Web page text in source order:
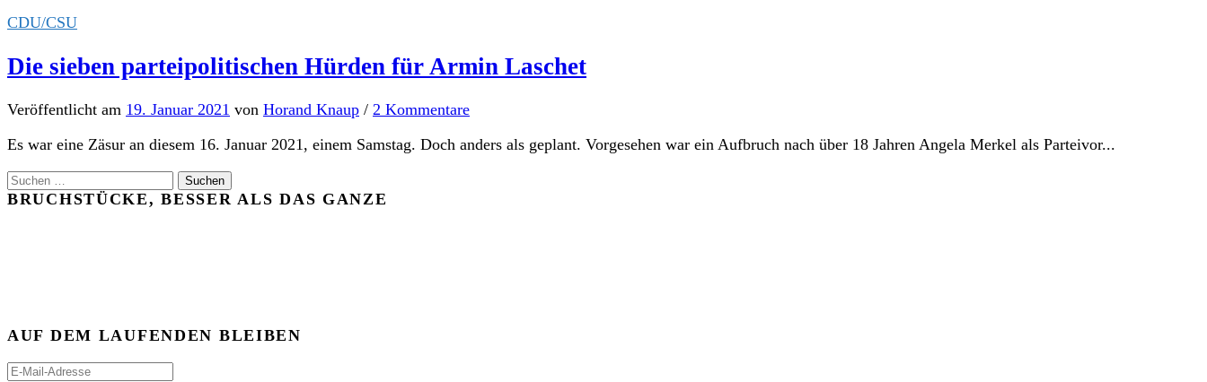
CDU/CSU
Die sieben parteipolitischen Hürden für Armin Laschet
Veröffentlicht am 19. Januar 2021 von Horand Knaup / 2 Kommentare
Es war eine Zäsur an diesem 16. Januar 2021, einem Samstag. Doch anders als geplant. Vorgesehen war ein Aufbruch nach über 18 Jahren Angela Merkel als Parteivor...
Suchen
nach:
BRUCHSTÜCKE, BESSER ALS DAS GANZE
AUF DEM LAUFENDEN BLEIBEN
E-